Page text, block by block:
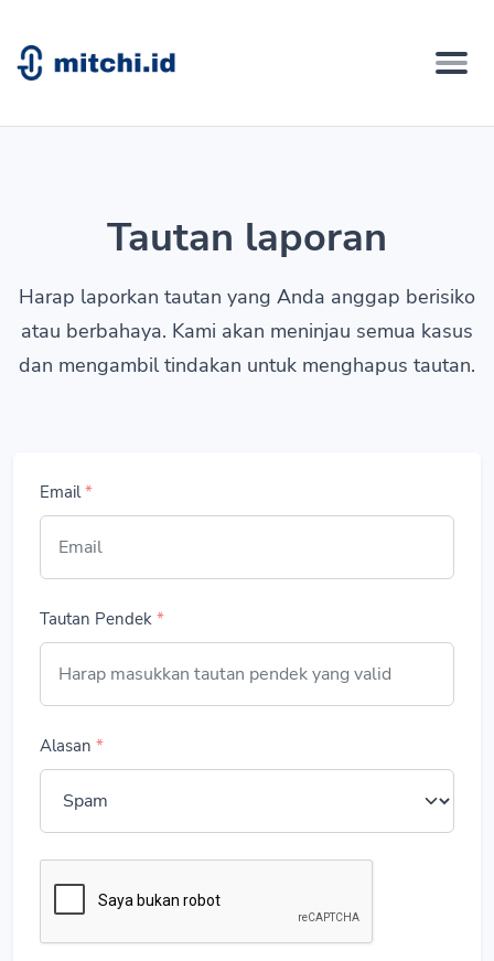
Tautan laporan
Harap laporkan tautan yang Anda anggap berisiko
atau berbahaya. Kami akan meninjau semua kasus
dan mengambil tindakan untuk menghapus tautan.
Email*
Tautan Pendek *
Alasan *